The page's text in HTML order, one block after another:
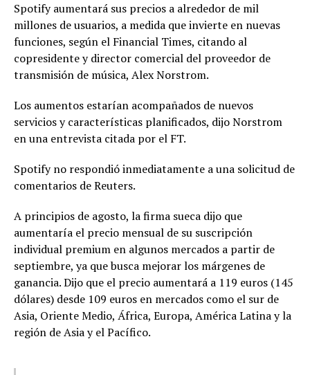
Spotify aumentará sus precios a alrededor de mil
millones de usuarios, a medida que invierte en nuevas
funciones, según el Financial Times, citando al
copresidente y director comercial del proveedor de
transmisión de música, Alex Norstrom.
Los aumentos estarían acompañados de nuevos
servicios y características planificados, dijo Norstrom
en una entrevista citada por el FT.
Spotify no respondió inmediatamente a una solicitud de
comentarios de Reuters.
A principios de agosto, la firma sueca dijo que
aumentaría el precio mensual de su suscripción
individual premium en algunos mercados a partir de
septiembre, ya que busca mejorar los márgenes de
ganancia. Dijo que el precio aumentará a 119 euros (145
dólares) desde 109 euros en mercados como el sur de
Asia, Oriente Medio, África, Europa, América Latina y la
región de Asia y el Pacífico.